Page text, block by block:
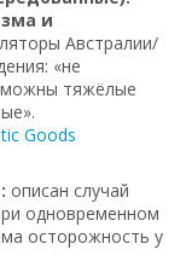
и
Австралии/
«не
тяжёлые
Goods
описан случай
одновременном
осторожность у